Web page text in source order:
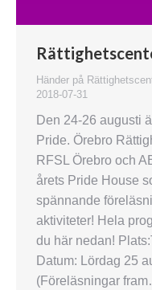
Händer på
2018-07-31
Den 24-26 augusti
Pride. Örebro
RFSL Örebro och
årets Pride House
spännande
aktiviteter! Hela
du här nedan!
Datum: Lördag 25
(Föreläsningar